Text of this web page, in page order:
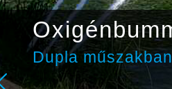
Dupla